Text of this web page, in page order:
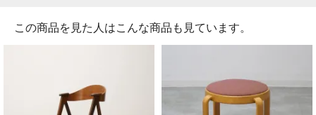
この商品を見た人はこんな商品も見ています。